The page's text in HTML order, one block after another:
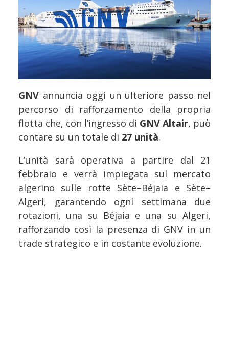
GNV annuncia oggi un ulteriore passo nel
percorso di rafforzamento della propria
flotta che, con l’ingresso di GNV Altair, può
contare su un totale di 27 unità.
L’unità sarà operativa a partire dal 21
febbraio e verrà impiegata sul mercato
algerino sulle rotte Sète–Béjaia e Sète–
Algeri, garantendo ogni settimana due
rotazioni, una su Béjaia e una su Algeri,
rafforzando così la presenza di GNV in un
trade strategico e in costante evoluzione.